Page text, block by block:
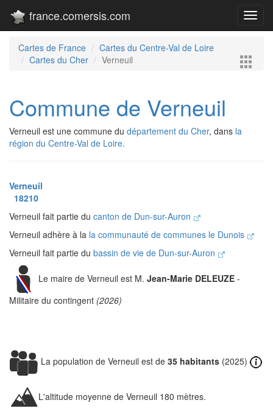
france.comersis.com
Cartes de France
Cartes du Centre-Val de Loire
Cartes du Cher
Verneuil
Commune de Verneuil
Verneuil est une commune du département du Cher, dans la
région du Centre-Val de Loire.
Verneuil
18210
Verneuil fait partie du canton de Dun-sur-Auron
Verneuil adhère à la la communauté de communes le Dunois
Verneuil fait partie du bassin de vie de Dun-sur-Auron
Le maire de Verneuil est M. Jean-Marie DELEUZE -
Militaire du contingent (2026)
La population de Verneuil est de 35 habitants (2025)
L'altitude moyenne de Verneuil 180 mètres.